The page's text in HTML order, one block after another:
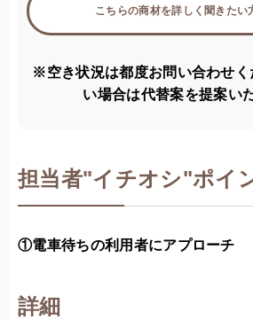
こちらの商材を詳しく聞きたい
※空き状況は都度お問い合わせく
い場合は代替案を提案い
担当者"イチオシ"ポイ
①電車待ちの利用者にアプローチ
詳細